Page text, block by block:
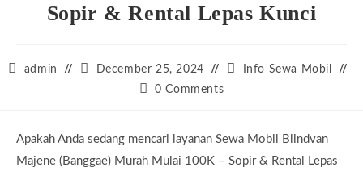
Sopir & Rental Lepas Kunci
Postadmin
PostDecember 25, 2024
PostInfo Sewa Mobil
Post0 Comments
Apakah Anda sedang mencari layanan Sewa Mobil Blindvan
Majene (Banggae) Murah Mulai 100K – Sopir & Rental Lepas